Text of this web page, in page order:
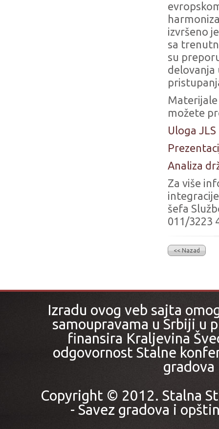
izvršeno
sa
su
delovanja
možete
Uloga
Analiza
Za više
šefa
011/3223
<< Nazad
Izradu ovog veb sajta
samoupravama u Srbiji u
finansira Kraljevina
odgovornost Stalne
gradova
Copyright © 2012. Stalna
- Savez gradova i